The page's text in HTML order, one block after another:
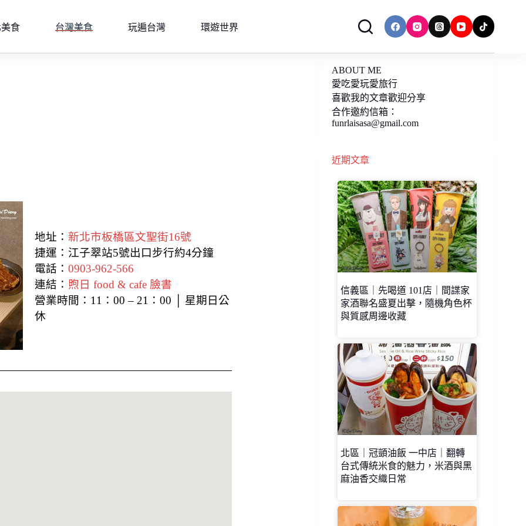
食 台灣美食 玩遍台灣 環遊世界
地址： 新北市板橋區文聖街16號
捷運：江子翠站5號出口步行約4分鐘
電話： 0903-962-566
連結： 煦日 food & cafe 臉書
營業時間：11：00 – 21：00 │ 星期日公
休
ABOUT ME
愛吃愛玩愛旅行
喜歡我的文章歡迎分享
合作邀約信箱：
funrlaisasa@gmail.com
近期文章
信義區｜先喝道 101店｜間諜家
家酒聯名盛夏出擊，隨機角色杯
與質感周邊收藏
北區｜冠顗油飯 一中店｜翻轉
台式傳統米食的魅力，米酒與黑
麻油香交織日常